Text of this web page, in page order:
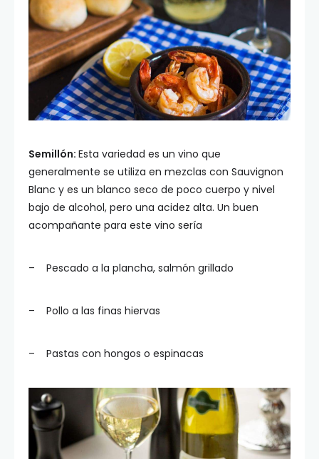
Semillón: Esta variedad es un vino que
generalmente se utiliza en mezclas con Sauvignon
Blanc y es un blanco seco de poco cuerpo y nivel
bajo de alcohol, pero una acidez alta. Un buen
acompañante para este vino sería
– Pescado a la plancha, salmón grillado
– Pollo a las finas hiervas
– Pastas con hongos o espinacas